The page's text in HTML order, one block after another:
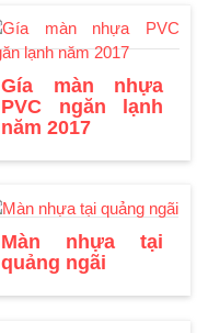
Gía màn nhựa
PVC ngăn lạnh
năm 2017
Màn nhựa tại
quảng ngãi